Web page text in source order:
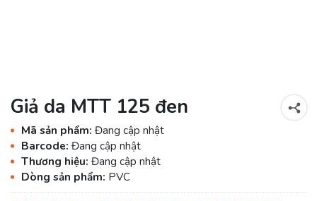
Giả da MTT 125 đen
Mã sản phẩm: Đang cập nhật
Barcode: Đang cập nhật
Thương hiệu: Đang cập nhật
Dòng sản phẩm: PVC